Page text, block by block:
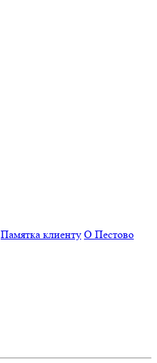
Памятка клиенту О Пестово